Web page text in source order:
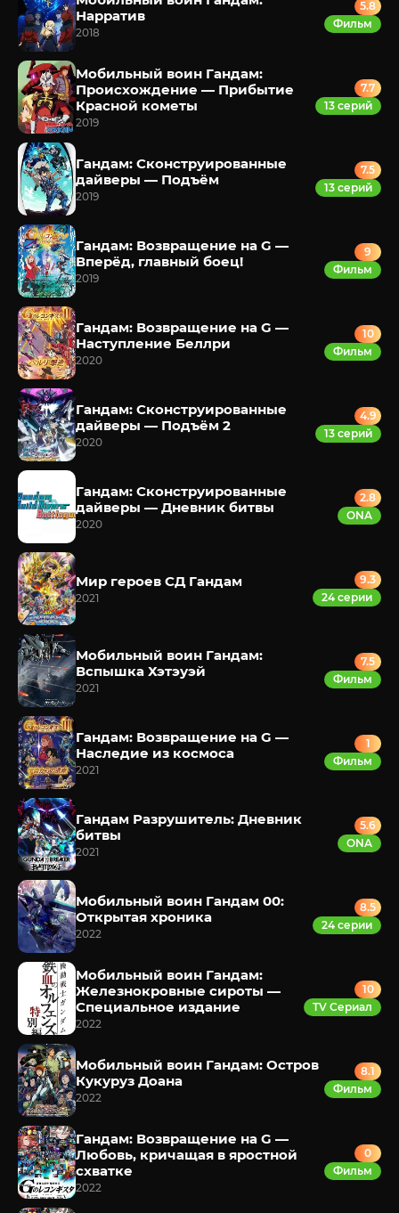
Нарратив
2018
5.8
Фильм
Мобильный воин Гандам:
Происхождение — Прибытие
Красной кометы
2019
7.7
13 серий
Гандам: Сконструированные
дайверы — Подъём
2019
7.5
13 серий
Гандам: Возвращение на G —
Вперёд, главный боец!
2019
9
Фильм
Гандам: Возвращение на G —
Наступление Беллри
2020
10
Фильм
Гандам: Сконструированные
дайверы — Подъём 2
2020
4.9
13 серий
Гандам: Сконструированные
дайверы — Дневник битвы
2020
2.8
ONA
Мир героев СД Гандам
2021
9.3
24 серии
Мобильный воин Гандам:
Вспышка Хэтэуэй
2021
7.5
Фильм
Гандам: Возвращение на G —
Наследие из космоса
2021
1
Фильм
Гандам Разрушитель: Дневник
битвы
2021
5.6
ONA
Мобильный воин Гандам 00:
Открытая хроника
2022
8.5
24 серии
Мобильный воин Гандам:
Железнокровные сироты —
Специальное издание
2022
10
TV Сериал
Мобильный воин Гандам: Остров
Кукуруз Доана
2022
8.1
Фильм
Гандам: Возвращение на G —
Любовь, кричащая в яростной
схватке
2022
0
Фильм